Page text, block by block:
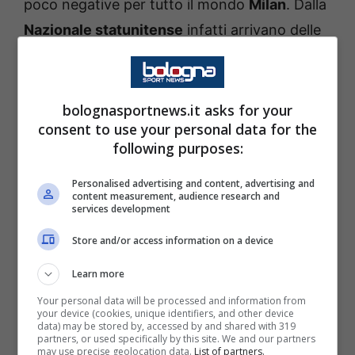
poco negative per tutto il mondo Milan. Dalla
Nazionale statunitense infatti arrivano delle
notizie a dir poco negative, con
che sta facendo i conti, a quanto
pare, con un problema di natura fisica che
mette tutti in allarme tra i rossoneri. Andiamo
a vedere le ultime notizie che arrivano in tal
senso.
Infortunio Pulisic, annuncio a
sorpresa da parte di
Pochettino: le ultime
A prescindere da ogni discorso, è apparso fin
bolognasportnews.it asks for your
consent to use your personal data for the
following purposes:
Personalised advertising and content, advertising and
content measurement, audience research and
services development
Store and/or access information on a device
Learn more
Your personal data will be processed and information from
your device (cookies, unique identifiers, and other device
data) may be stored by, accessed by and shared with 319
partners, or used specifically by this site. We and our partners
may use precise geolocation data. List of partners.